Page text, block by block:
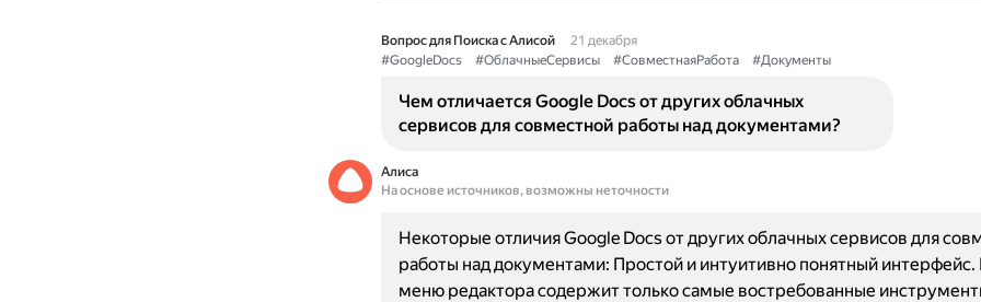
Вопрос для Поиска с Алисой
21 декабря
#GoogleDocs
#ОблачныеСервисы #СовместнаяРабота #Документы
Чем отличается Google Docs от других облачных
сервисов для совместной работы над документами?
Алиса
На основе источников, возможны неточности
Некоторые отличия Google Docs от других облачных сервисов для
работы над документами: Простой и интуитивно понятный интерфейс.
меню редактора содержит только самые востребованные